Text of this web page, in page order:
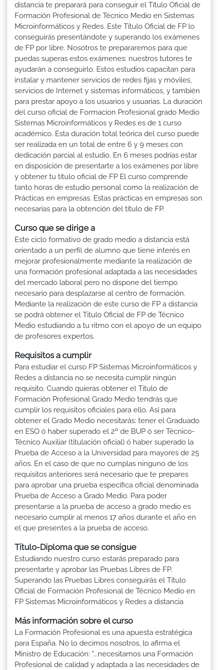
distancia te preparará para conseguir el Título Oficial de
Formación Profesional de Técnico Medio en Sistemas
Microinformáticos y Redes. Este Título Oficial de FP lo
conseguirás presentándote y superando los exámenes
de FP por libre. Nosotros te prepararemos para que
puedas superas estos exámenes: nuestros tutores te
ayudarán a conseguirlo. Estos estudios capacitan para
instalar y mantener servicios de redes fijas y móviles,
servicios de Internet y sistemas informáticos, y también
para prestar apoyo a los usuarios y usuarias. La duración
del curso oficial de Formacion Profesional grado Medio
Sistemas Microinformáticos y Redes es de 1 curso
académico. Esta duración total teórica del curso puede
ser realizada en un total de entre 6 y 9 meses con
dedicación parcial al estudio. En 6 meses podrías estar
en disposición de presentarte a los exámenes por libre
y obtener tu título oficial de FP El curso comprende
tanto horas de estudio personal como la realización de
Prácticas en empresas. Estas prácticas en empresas son
necesarias para la obtención del título de FP.
Curso que se dirige a
Este ciclo formativo de grado medio a distancia está
orientado a un perfil de alumno que tiene interés en
mejorar profesionalmente mediante la realización de
una formación profesional adaptada a las necesidades
del mercado laboral pero no dispone del tiempo
necesario para desplazarse al centro de formación.
Mediante la realización de este curso de FP a distancia
se podrá obtener el Titulo Oficial de FP de Técnico
Medio estudiando a tu ritmo con el apoyo de un equipo
de profesores expertos.
Requisitos a cumplir
Para estudiar el curso FP Sistemas Microinformáticos y
Redes a distancia no se necesita cumplir ningún
requisito. Cuando quieras obtener el Titulo de
Formación Profesional Grado Medio tendrás que
cumplir los requisitos oficiales para ello. Así para
obtener el Grado Medio necesitarás: tener el Graduado
en ESO ó haber superado el 2º de BUP ó ser Técnico-
Técnico Auxiliar (titulación oficial) ó haber superado la
Prueba de Acceso a la Universidad para mayores de 25
años. En el caso de que no cumplas ninguno de los
requisitos anteriores será necesario que te prepares
para aprobar una prueba específica oficial denominada
Prueba de Acceso a Grado Medio. Para poder
presentarse a la prueba de acceso a grado medio es
necesario cumplir al menos 17 años durante el año en
el que presentes a la prueba de acceso.
Título-Diploma que se consigue
Estudiando nuestro curso estarás preparado para
presentarte y aprobar las Pruebas Libres de FP.
Superando las Pruebas Libres conseguirás el Título
Oficial de Formación Profesional de Técnico Medio en
FP Sistemas Microinformáticos y Redes a distancia
Más información sobre el curso
La Formación Profesional es una apuesta estratégica
para España. No lo decimos nosotros, lo afirma el
Ministro de Educación: "...necesitamos una Formación
Profesional de calidad y adaptada a las necesidades de